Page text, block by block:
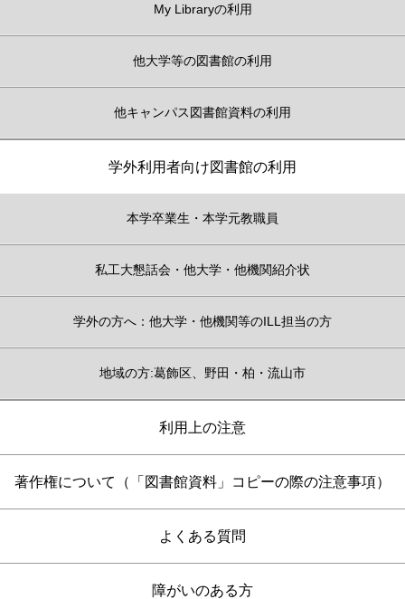
My Libraryの利用
他大学等の図書館の利用
他キャンパス図書館資料の利用
学外利用者向け図書館の利用
本学卒業生・本学元教職員
私工大懇話会・他大学・他機関紹介状
学外の方へ：他大学・他機関等のILL担当の方
地域の方:葛飾区、野田・柏・流山市
利用上の注意
著作権について（「図書館資料」コピーの際の注意事項）
よくある質問
障がいのある方